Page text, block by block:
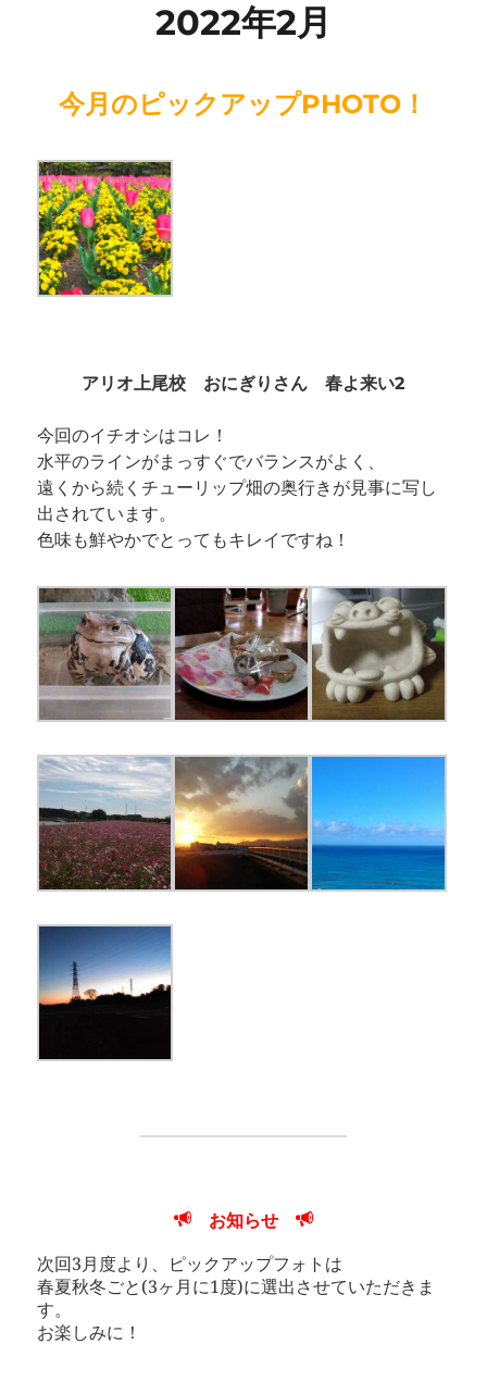
2022年2月
今月のピックアップPHOTO！
アリオ上尾校 おにぎりさん 春よ来い2
今回のイチオシはコレ！
水平のラインがまっすぐでバランスがよく、
遠くから続くチューリップ畑の奥行きが見事に写し
出されています。
色味も鮮やかでとってもキレイですね！
お知らせ
次回3月度より、ピックアップフォトは
春夏秋冬ごと(3ヶ月に1度)に選出させていただきま
す。
お楽しみに！